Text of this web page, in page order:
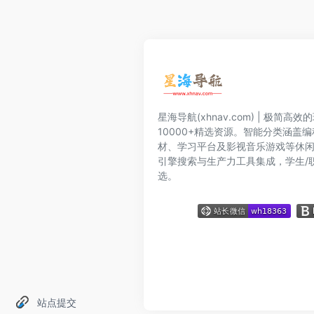
站点提交
星海导航(xhnav.com) | 极简高效
10000+精选资源。智能分类涵盖
材、学习平台及影视音乐游戏等休
引擎搜索与生产力工具集成，学生/
选。